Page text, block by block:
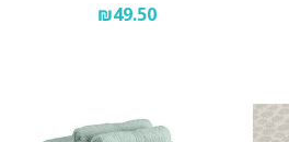
₪49.50